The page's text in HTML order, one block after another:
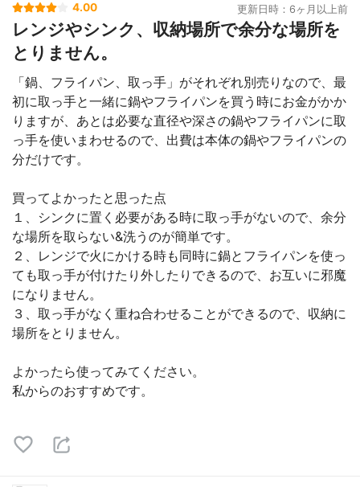
4.00 更新日時：6ヶ月以上前
レンジやシンク、収納場所で余分な場所を
とりません。
「鍋、フライパン、取っ手」がそれぞれ別売りなので、最
初に取っ手と一緒に鍋やフライパンを買う時にお金がかか
りますが、あとは必要な直径や深さの鍋やフライパンに取
っ手を使いまわせるので、出費は本体の鍋やフライパンの
分だけです。
買ってよかったと思った点
１、シンクに置く必要がある時に取っ手がないので、余分
な場所を取らない&洗うのが簡単です。
２、レンジで火にかける時も同時に鍋とフライパンを使っ
ても取っ手が付けたり外したりできるので、お互いに邪魔
になりません。
３、取っ手がなく重ね合わせることができるので、収納に
場所をとりません。
よかったら使ってみてください。
私からのおすすめです。